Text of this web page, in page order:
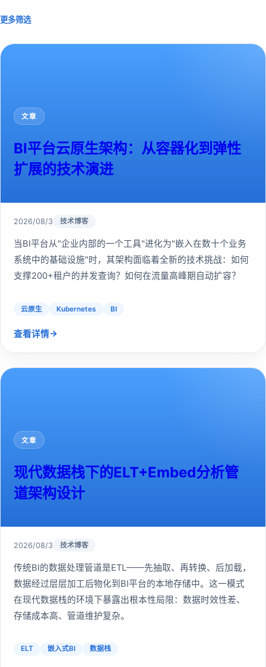
更多筛选
文章
BI平台云原生架构：从容器化到弹性
扩展的技术演进
2026/08/3 技术博客
当BI平台从"企业内部的一个工具"进化为"嵌入在数十个业务
系统中的基础设施"时，其架构面临着全新的技术挑战：如何
支撑200+租户的并发查询？如何在流量高峰期自动扩容？
云原生 Kubernetes BI
查看详情→
文章
现代数据栈下的ELT+Embed分析管
道架构设计
2026/08/3 技术博客
传统BI的数据处理管道是ETL——先抽取、再转换、后加载，
数据经过层层加工后物化到BI平台的本地存储中。这一模式
在现代数据栈的环境下暴露出根本性局限：数据时效性差、
存储成本高、管道维护复杂。
ELT 嵌入式BI 数据栈